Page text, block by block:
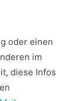
oder einen
im
diese Infos